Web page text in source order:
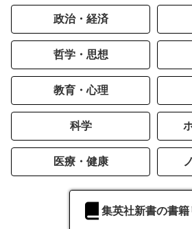
政治・経済
哲学・思想
教育・心理
科学
医療・健康
集英社新書の書籍